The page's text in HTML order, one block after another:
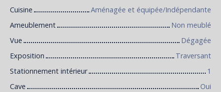
Cuisine
Aménagée et équipée/Indépendante
Ameublement
Non meublé
Vue
Dégagée
Exposition
Traversant
Stationnement intérieur
1
Cave
Oui